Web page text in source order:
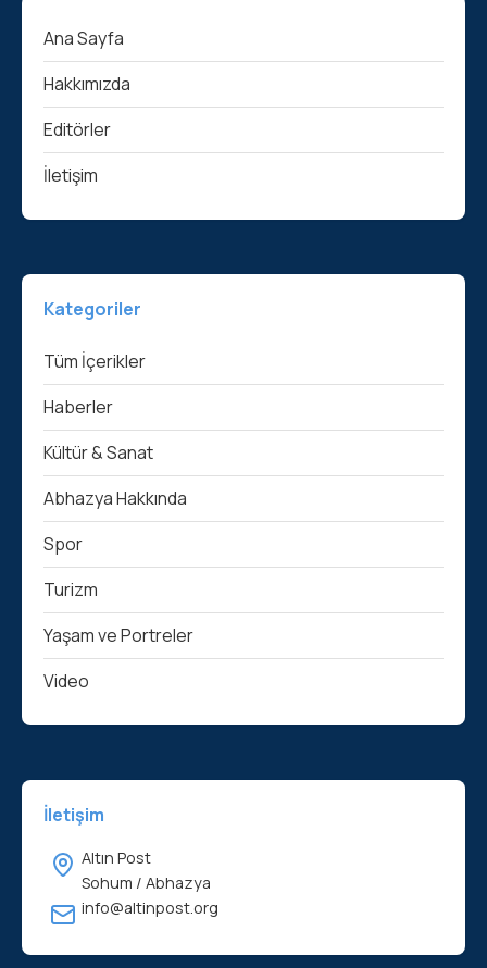
Ana Sayfa
Hakkımızda
Editörler
İletişim
Kategoriler
Tüm İçerikler
Haberler
Kültür & Sanat
Abhazya Hakkında
Spor
Turizm
Yaşam ve Portreler
Video
İletişim
Altın Post
Sohum / Abhazya
info@altinpost.org